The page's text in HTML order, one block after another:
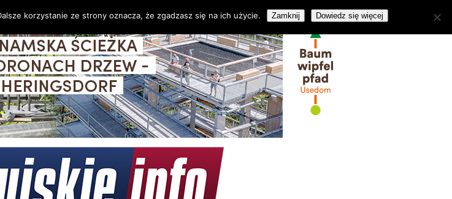
korzystanie ze strony oznacza, że zgadzasz się na ich użycie. Zamknij Dowiedz się więcej